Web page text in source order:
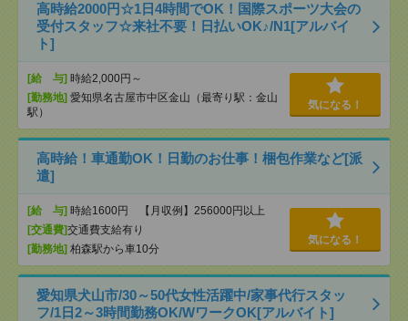
高時給2000円☆1日4時間でOK！国際スポーツ大会の
受付スタッフ☆来社不要！日払いOK♪/N1[アルバイ
ト]
[給 与] 時給2,000円～
[勤務地] 愛知県名古屋市中区金山（最寄り駅：金山
駅）
気になる！
高時給！車通勤OK！日勤のお仕事！梱包作業など[派
遣]
[給 与] 時給1600円 【月収例】256000円以上
[交通費]交通費支給有り
[勤務地] 柏森駅から車10分
気になる！
愛知県犬山市/30～50代女性活躍中/家事代行スタッ
フ/1日2～3時間勤務OK/WワークOK[アルバイト]